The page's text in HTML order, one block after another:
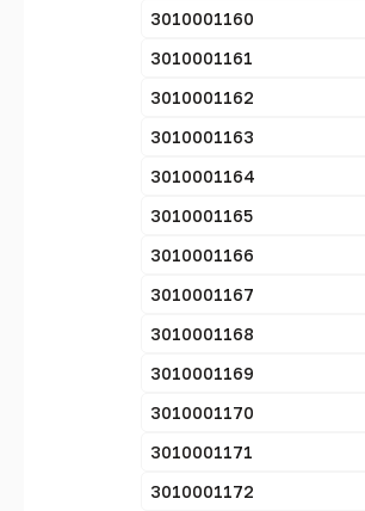
3010001160
3010001161
3010001162
3010001163
3010001164
3010001165
3010001166
3010001167
3010001168
3010001169
3010001170
3010001171
3010001172